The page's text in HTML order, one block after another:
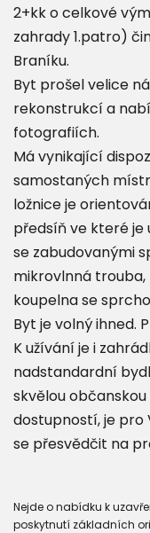
2+kk o celkové
zahrady 1.patro)
Braníku.
Byt prošel velice
rekonstrukcí a
fotografiích.
Má vynikající
samostaných
ložnice je
předsíň ve které je
se zabudovanými
mikrovlnná
koupelna se
Byt je volný ihned.
K užívání je i
nadstandardní
skvělou
dostupností, je
se přesvědčit na
Nejde o nabídku k
poskytnutí základních